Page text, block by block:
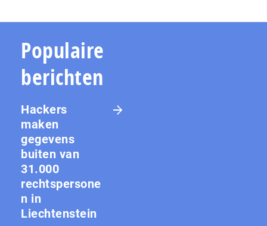
Populaire
berichten
Hackers
maken
gegevens
buiten van
31.000
rechtspersone
n in
Liechtenstein